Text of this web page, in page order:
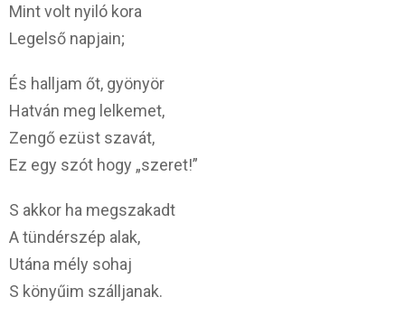
Mint volt nyiló kora
Legelső napjain;
És halljam őt, gyönyör
Hatván meg lelkemet,
Zengő ezüst szavát,
Ez egy szót hogy „szeret!”
S akkor ha megszakadt
A tündérszép alak,
Utána mély sohaj
S könyűim szálljanak.